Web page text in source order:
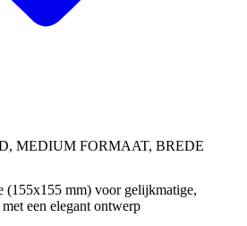
MEDIUM FORMAAT, BREDE
(155x155 mm) voor gelijkmatige,
een elegant ontwerp